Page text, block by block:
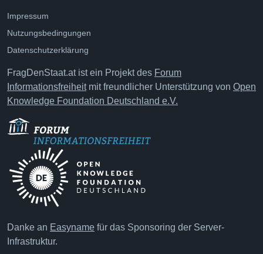
Impressum
Nutzungsbedingungen
Datenschutzerklärung
FragDenStaat.at ist ein Projekt des Forum
Informationsfreiheitmit freundlicher Unterstützung von Open
Knowledge Foundation Deutschland e.V.
Danke an Easyname für das Sponsoring der Server-
Infrastruktur.